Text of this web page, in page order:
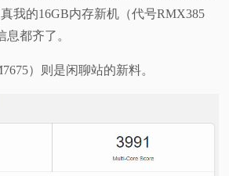
我的16GB内存新机（代号RMX385
息都齐了。
）则是闲聊站的新料。